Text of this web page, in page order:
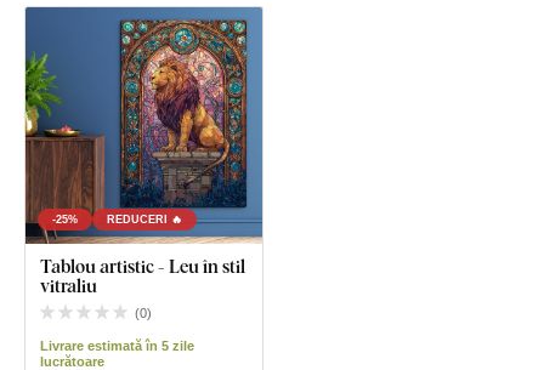
-25% REDUCERI 🔥
Tablou artistic - Leu în stil
vitraliu
(0)
Livrare estimată în 5 zile
lucrătoare